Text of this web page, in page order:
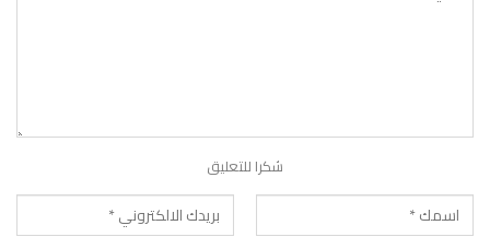
شكرا للتعليق